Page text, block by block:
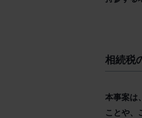
相続税
本事案は
ことや、